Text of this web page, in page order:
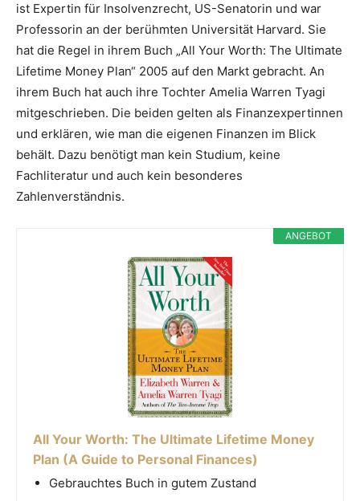
ist Expertin für Insolvenzrecht, US-Senatorin und war
Professorin an der berühmten Universität Harvard. Sie
hat die Regel in ihrem Buch „All Your Worth: The Ultimate
Lifetime Money Plan“ 2005 auf den Markt gebracht. An
ihrem Buch hat auch ihre Tochter Amelia Warren Tyagi
mitgeschrieben. Die beiden gelten als Finanzexpertinnen
und erklären, wie man die eigenen Finanzen im Blick
behält. Dazu benötigt man kein Studium, keine
Fachliteratur und auch kein besonderes
Zahlenverständnis.
ANGEBOT
All Your Worth: The Ultimate Lifetime Money
Plan (A Guide to Personal Finances)
Gebrauchtes Buch in gutem Zustand